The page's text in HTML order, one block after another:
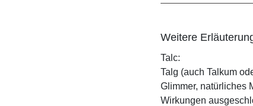
Weitere
Talc:
Talg (auch Talkum
Glimmer, natürliches
Wirkungen